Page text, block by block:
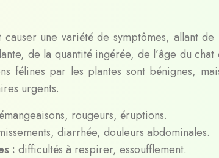
causer une variété de symptômes, allant
de la quantité ingérée, de l’âge du
félines par les plantes sont bénignes,
urgents.
rougeurs, éruptions.
diarrhée, douleurs abdominales.
: difficultés à respirer, essoufflement.